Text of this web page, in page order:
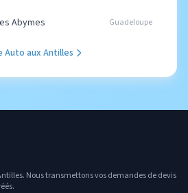
Abymes Guadeloupe
Auto aux Antilles
Nous transmettons vos demandes de devis